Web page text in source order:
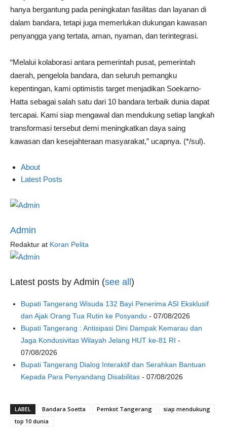
hanya bergantung pada peningkatan fasilitas dan layanan di
dalam bandara, tetapi juga memerlukan dukungan kawasan
penyangga yang tertata, aman, nyaman, dan terintegrasi.
“Melalui kolaborasi antara pemerintah pusat, pemerintah
daerah, pengelola bandara, dan seluruh pemangku
kepentingan, kami optimistis target menjadikan Soekarno-
Hatta sebagai salah satu dari 10 bandara terbaik dunia dapat
tercapai. Kami siap mengawal dan mendukung setiap langkah
transformasi tersebut demi meningkatkan daya saing
kawasan dan kesejahteraan masyarakat,” ucapnya. (*/sul).
About
Latest Posts
Admin
Redaktur at Koran Pelita
Latest posts by Admin (see all)
Bupati Tangerang Wisuda 132 Bayi Penerima ASI Eksklusif
dan Ajak Orang Tua Rutin ke Posyandu - 07/08/2026
Bupati Tangerang : Antisipasi Dini Dampak Kemarau dan
Jaga Kondusivitas Wilayah Jelang HUT ke-81 RI -
07/08/2026
Bupati Tangerang Dialog Interaktif dan Serahkan Bantuan
Kepada Para Penyandang Disabilitas - 07/08/2026
LABEL Bandara Soetta Pemkot Tangerang
siap mendukung
top 10 dunia